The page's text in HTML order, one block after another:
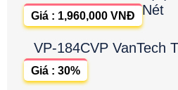
Nét
Giá : 1,960,000 VNĐ
VP-184CVP VanTech
Giá : 30%